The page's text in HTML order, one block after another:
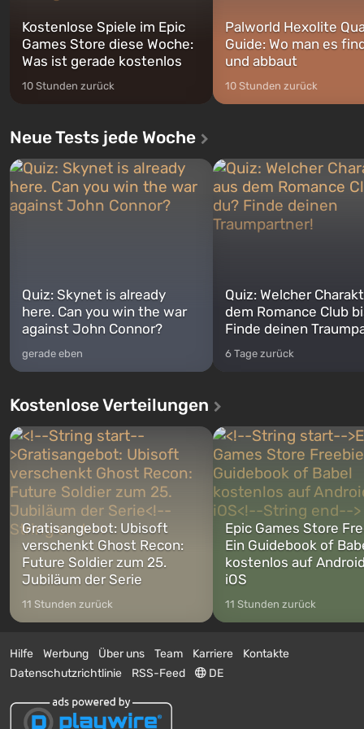
Kostenlose Spiele im Epic
Games Store diese Woche:
Was ist gerade kostenlos
10 Stunden zurück
Palworld Hexolite
Guide: Wo man es
und abbaut
10 Stunden zurück
Neue Tests jede Woche
Quiz: Skynet is already
here. Can you win the war
against John Connor?
gerade eben
Quiz: Welcher
dem Romance Club
Finde deinen
6 Tage zurück
Kostenlose Verteilungen
Gratisangebot: Ubisoft
verschenkt Ghost Recon:
Future Soldier zum 25.
Jubiläum der Serie
11 Stunden zurück
Epic Games Store
Ein Guidebook of
kostenlos auf
iOS
11 Stunden zurück
Hilfe Werbung Über uns Team Karriere
Kontakte
Datenschutzrichtlinie
RSS-Feed DE